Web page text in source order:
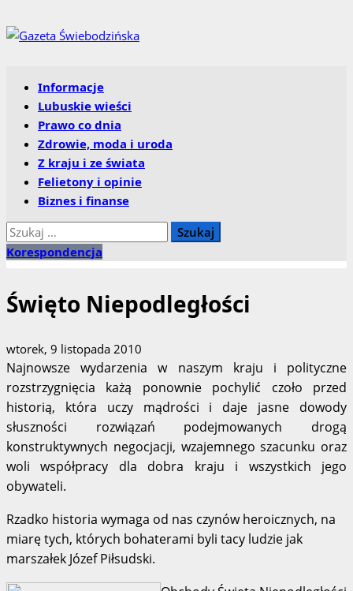
do
Menu
główne
Informacje
Lubuskie wieści
Prawo co dnia
Zdrowie, moda i uroda
Z kraju i ze świata
Felietony i opinie
Biznes i finanse
Szukaj:
Korespondencja
Święto Niepodległości
wtorek, 9 listopada 2010
Najnowsze wydarzenia w naszym kraju i polityczne
rozstrzygnięcia każą ponownie pochylić czoło przed
historią, która uczy mądrości i daje jasne dowody
słuszności rozwiązań podejmowanych drogą
konstruktywnych negocjacji, wzajemnego szacunku oraz
woli współpracy dla dobra kraju i wszystkich jego
obywateli.
Rzadko historia wymaga od nas czynów heroicznych, na
miarę tych, których bohaterami byli tacy ludzie jak
marszałek Józef Piłsudski.